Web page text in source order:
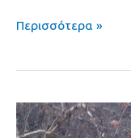
Περισσότερα »